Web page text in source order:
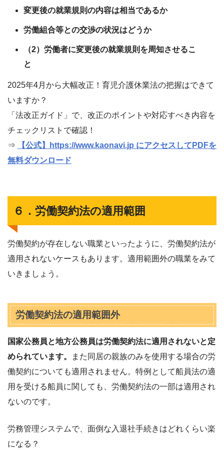
変更後の就業規則の内容は相当であるか
労働組合等との交渉の状況はどうか
（2）労働者に変更後の就業規則を周知させるこ
と
2025年4月から大幅改正！育児介護休業法の把握はできて
いますか？
「法改正ガイド」で、改正のポイントや対応すべき内容を
チェックリストで確認！
⇒
【公式】https://www.kaonavi.jp にアクセスしてPDFを
無料ダウンロード
６．労働契約法の適用範囲
労働契約が存在しない職業といったように、労働契約法が
適用されないケースもあります。適用範囲外の職業をみて
いきましょう。
労働契約法の適用範囲外
国家公務員と地方公務員は労働契約法に適用されないと定
められています。
また同居の親族のみを使用する場合の労
働契約についても適用されません。特例として船員法の適
用を受ける船員に関しても、労働契約法の一部は適用され
ないのです。
労務管理システムで、面倒な入退社手続きはどれくらい楽
になる？